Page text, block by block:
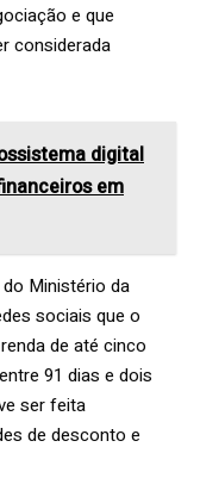
e que
considerada
digital
em
Ministério da
sociais que o
de até cinco
91 dias e dois
ser feita
de desconto e